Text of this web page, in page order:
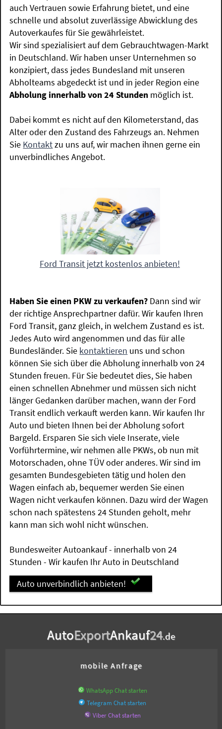
auch Vertrauen sowie Erfahrung bietet, und eine
schnelle und absolut zuverlässige Abwicklung des
Autoverkaufes für Sie gewährleistet.
Wir sind spezialisiert auf dem Gebrauchtwagen-Markt
in Deutschland. Wir haben unser Unternehmen so
konzipiert, dass jedes Bundesland mit unseren
Abholteams abgedeckt ist und in jeder Region eine
Abholung innerhalb von 24 Stunden möglich ist.
Dabei kommt es nicht auf den Kilometerstand, das
Alter oder den Zustand des Fahrzeugs an. Nehmen
Sie Kontaktzu uns auf, wir machen ihnen gerne ein
unverbindliches Angebot.
Ford Transit jetzt kostenlos anbieten!
Haben Sie einen PKW zu verkaufen? Dann sind wir
der richtige Ansprechpartner dafür. Wir kaufen Ihren
Ford Transit, ganz gleich, in welchem Zustand es ist.
Jedes Auto wird angenommen und das für alle
Bundesländer. Sie kontaktieren uns und schon
können Sie sich über die Abholung innerhalb von 24
Stunden freuen. Für Sie bedeutet dies, Sie haben
einen schnellen Abnehmer und müssen sich nicht
länger Gedanken darüber machen, wann der Ford
Transit endlich verkauft werden kann. Wir kaufen Ihr
Auto und bieten Ihnen bei der Abholung sofort
Bargeld. Ersparen Sie sich viele Inserate, viele
Vorführtermine, wir nehmen alle PKWs, ob nun mit
Motorschaden, ohne TÜV oder anderes. Wir sind im
gesamten Bundesgebieten tätig und holen den
Wagen einfach ab, bequemer werden Sie einen
Wagen nicht verkaufen können. Dazu wird der Wagen
schon nach spätestens 24 Stunden geholt, mehr
kann man sich wohl nicht wünschen.
Bundesweiter Autoankauf - innerhalb von 24
Stunden - Wir kaufen Ihr Auto in Deutschland
Auto unverbindlich anbieten!
AutoExportAnkauf24.de
mobile Anfrage
WhatsApp Chat starten
Telegram Chat starten
Viber Chat starten